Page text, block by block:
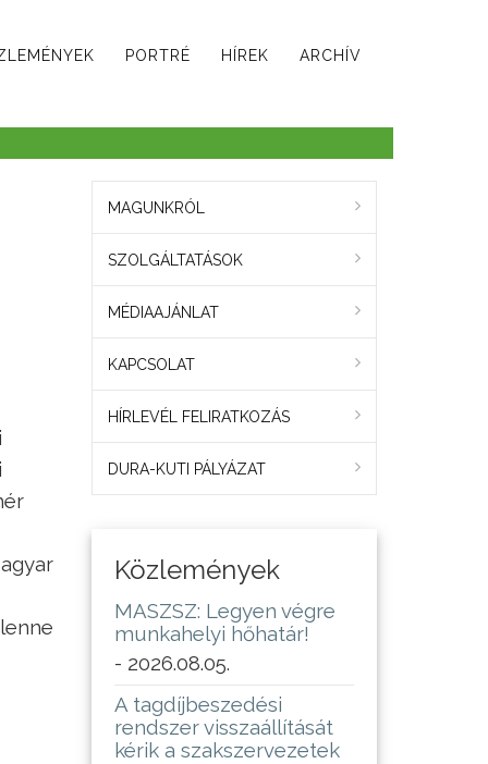
PORTRÉ HÍREK ARCHÍV
MAGUNKRÓL
SZOLGÁLTATÁSOK
MÉDIAAJÁNLAT
KAPCSOLAT
HÍRLEVÉL FELIRATKOZÁS
DURA-KUTI PÁLYÁZAT
Közlemények
MASZSZ: Legyen végre
munkahelyi hőhatár!
- 2026.08.05.
A tagdíjbeszedési
rendszer visszaállítását
kérik a szakszervezetek